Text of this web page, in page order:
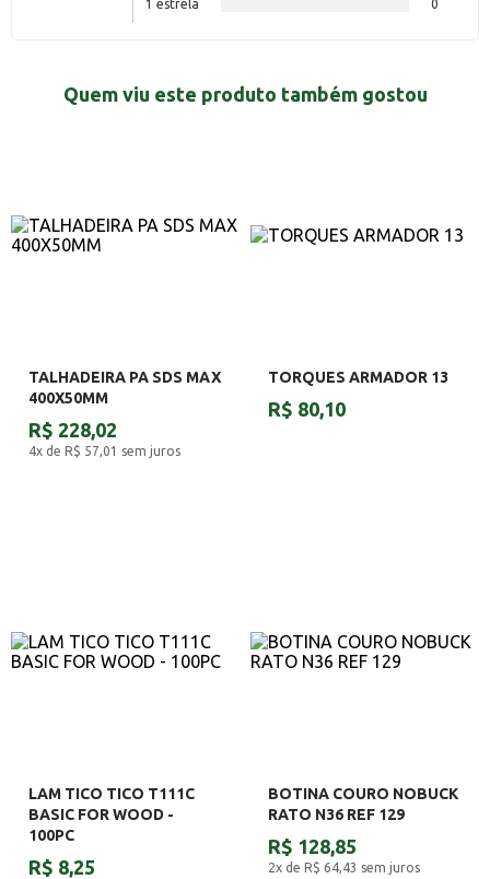
1 estrela
0
Quem viu este produto também gostou
TALHADEIRA PA SDS MAX
400X50MM
R$ 228,02
4x de R$ 57,01 sem juros
TORQUES ARMADOR 13
R$ 80,10
LAM TICO TICO T111C
BASIC FOR WOOD -
100PC
R$ 8,25
BOTINA COURO NOBUCK
RATO N36 REF 129
R$ 128,85
2x de R$ 64,43 sem juros